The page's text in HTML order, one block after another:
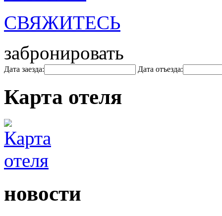
СВЯЖИТЕСЬ
забронировать
Дата заезда: Дата отъезда:
Карта отеля
новости